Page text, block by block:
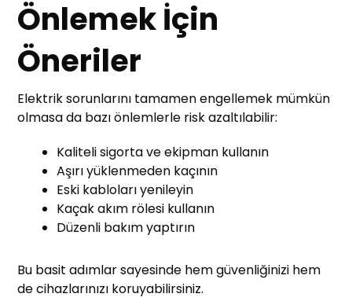
Önlemek İçin
Öneriler
Elektrik sorunlarını tamamen engellemek mümkün
olmasa da bazı önlemlerle risk azaltılabilir:
Kaliteli sigorta ve ekipman kullanın
Aşırı yüklenmeden kaçının
Eski kabloları yenileyin
Kaçak akım rölesi kullanın
Düzenli bakım yaptırın
Bu basit adımlar sayesinde hem güvenliğinizi hem
de cihazlarınızı koruyabilirsiniz.